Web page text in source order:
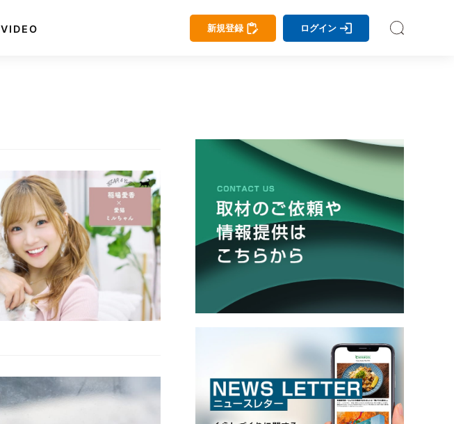
VIDEO 新規登録 ログイン